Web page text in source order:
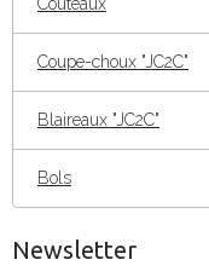
Coupe-choux "JC2C"
Blaireaux "JC2C"
Bols
Newsletter